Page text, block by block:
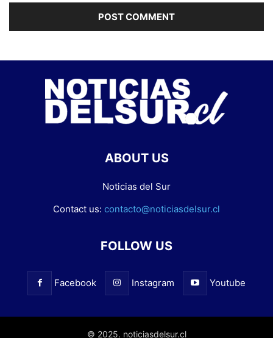
ABOUT US
Noticias del Sur
Contact us: contacto@noticiasdelsur.cl
FOLLOW US
Facebook Instagram Youtube
© 2025. noticiasdelsur.cl